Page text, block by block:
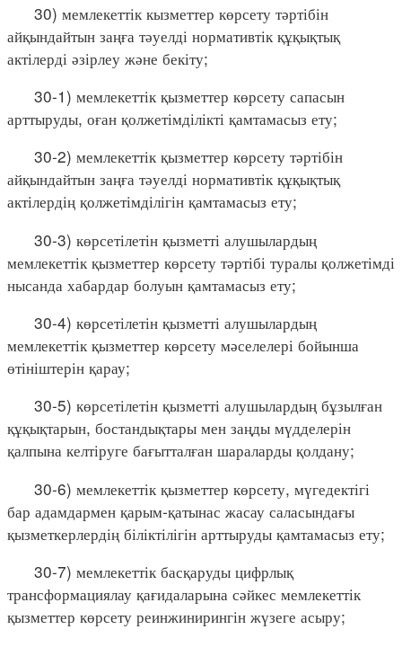
30) мемлекеттік кызметтер көрсету тәртібін
айқындайтын заңға тәуелді нормативтік құқықтық
актілерді әзірлеу және бекіту;
30-1) мемлекеттік қызметтер көрсету сапасын
арттыруды, оған қолжетімділікті қамтамасыз ету;
30-2) мемлекеттік қызметтер көрсету тәртібін
айқындайтын заңға тәуелді нормативтік құқықтық
актілердің қолжетімділігін қамтамасыз ету;
30-3) көрсетілетін қызметті алушылардың
мемлекеттік қызметтер көрсету тәртібі туралы қолжетімді
нысанда хабардар болуын қамтамасыз ету;
30-4) көрсетілетін қызметті алушылардың
мемлекеттік қызметтер көрсету мәселелері бойынша
өтініштерін қарау;
30-5) көрсетілетін қызметті алушылардың бұзылған
құқықтарын, бостандықтары мен заңды мүдделерін
қалпына келтіруге бағытталған шараларды қолдану;
30-6) мемлекеттік қызметтер көрсету, мүгедектігі
бар адамдармен қарым-қатынас жасау саласындағы
қызметкерлердің біліктілігін арттыруды қамтамасыз ету;
30-7) мемлекеттік басқаруды цифрлық
трансформациялау қағидаларына сәйкес мемлекеттік
қызметтер көрсету реинжинирингін жүзеге асыру;